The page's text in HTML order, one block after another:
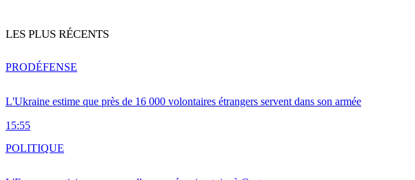
LES PLUS RÉCENTS
L'Ukraine estime que près de 16 000 volontaires étrangers servent dans son armée
15:55
PRODÉFENSE
POLITIQUE